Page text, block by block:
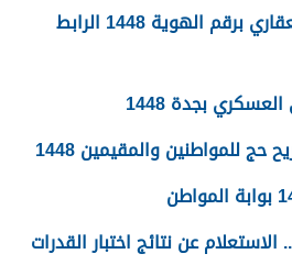
تحديث بيانات الصندوق العقاري برقم الهوية 1448 الرابط
بجدة 1448
للمواطنين والمقيمين 1448
عن نتائج اختبار القدرات